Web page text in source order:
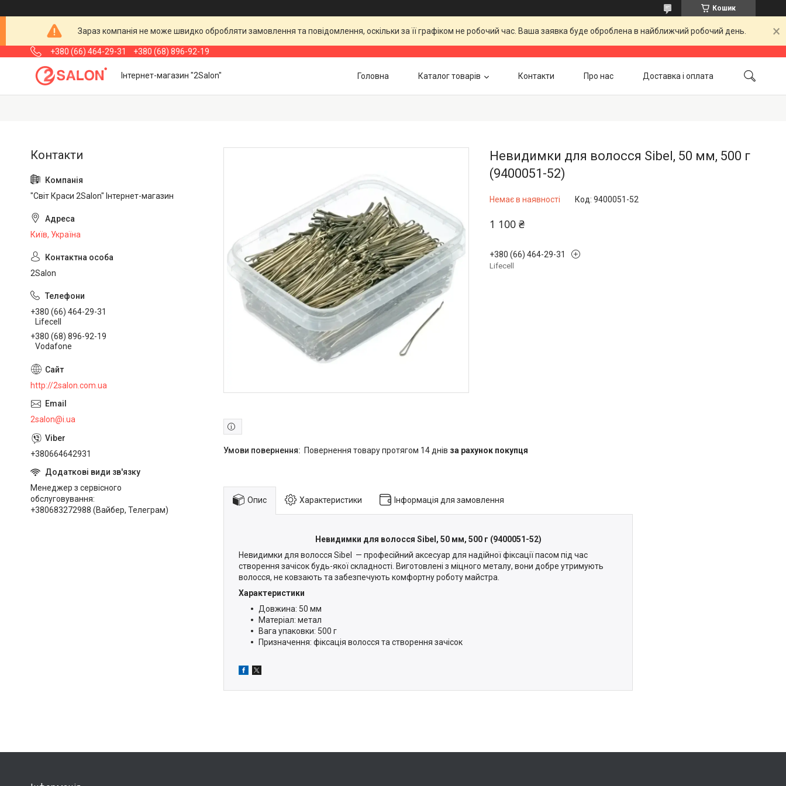
Кошик
Зараз компанія не може швидко обробляти замовлення та повідомлення, оскільки за її графіком не робочий час. Ваша заявка буде оброблена в найближчий робочий день.
+380 (66) 464-29-31 +380 (68) 896-92-19
Інтернет-магазин "2Salon" Головна Каталог товарів Контакти Про нас Доставка і оплата
Невидимки для волосся Sibel, 50 мм, 500 г
(9400051-52)
Немає в наявності Код: 9400051-52
1 100 ₴
+380 (66) 464-29-31
Lifecell
повернення товару протягом 14 днів за рахунок покупця
Опис Характеристики Інформація для замовлення
Невидимки для волосся Sibel, 50 мм, 500 г (9400051-52)
Невидимки для волосся Sibel — професійний аксесуар для надійної фіксації пасом під час
створення зачісок будь-якої складності. Виготовлені з міцного металу, вони добре утримують
волосся, не ковзають та забезпечують комфортну роботу майстра.
Характеристики
Довжина: 50 мм
Матеріал: метал
Вага упаковки: 500 г
Призначення: фіксація волосся та створення зачісок
"Світ Краси 2Salon" Інтернет-магазин
Київ, Україна
2Salon
+380 (66) 464-29-31
Lifecell
+380 (68) 896-92-19
Vodafone
http://2salon.com.ua
2salon@i.ua
+380664642931
Менеджер з сервісного
обслуговування
+380683272988 (Вайбер, Телеграм)